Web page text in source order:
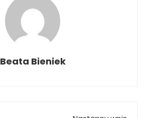
Beata Bieniek